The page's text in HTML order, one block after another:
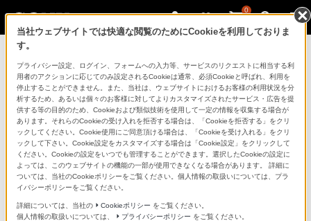
0
「できたらいいな」も
「安心」も
当社ウェブサイトでは快適な閲覧のためにCookieを利用しておりま
す。
プライバシー設定、ログイン、フォームへの入力等、サービスのリクエストに相当する利
用者のアクションに応じてのみ設定されるCookieは通常、必須Cookieと呼ばれ、利用を
停止することができません。また、当社は、ウェブサイトにおけるお客様の利用状況を分
析するため、あるいは個々のお客様に対してよりカスタマイズされたサービス・広告を提
供する等の目的のため、Cookieおよび類似技術を使用して一定の情報を収集する場合が
あります。それらのCookieの受け入れを拒否する場合は、「Cookieを拒否する」をクリ
ックしてください。Cookie使用にご同意頂ける場合は、「Cookieを受け入れる」をクリ
ックして下さい。Cookie設定をカスタマイズする場合は「Cookie設定」をクリックして
ください。Cookieの設定をいつでも管理することができます。選択したCookieの設定に
よっては、このウェブサイトの機能の一部が使用できなくなる場合があります。 詳細に
ついては、当社のCookieポリシーをご覧ください。個人情報の取扱いについては、プラ
イバシーポリシーをご覧ください。
詳細については、当社の Cookieポリシー をご覧ください。
個人情報の取扱いについては、
プライバシーポリシー をご覧ください。